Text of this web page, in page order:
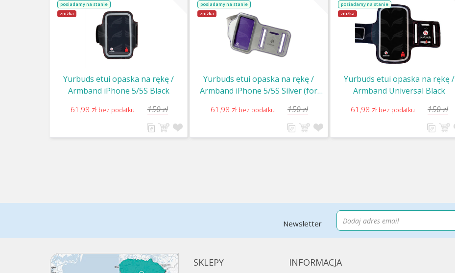
posiadamy na stanie
zniżka
Yurbuds etui opaska na rękę /
Armband iPhone 5/5S Black
61,98 zł bez podatku 150 zł
posiadamy na stanie
zniżka
Yurbuds etui opaska na rękę /
Armband iPhone 5/5S Silver (for
61,98 zł bez podatku 150 zł
posiadamy na stanie
zniżka
Yurbuds etui opaska na rękę /
Armband Universal Black
61,98 zł bez podatku 150 zł
Newsletter
SKLEPY INFORMACJA